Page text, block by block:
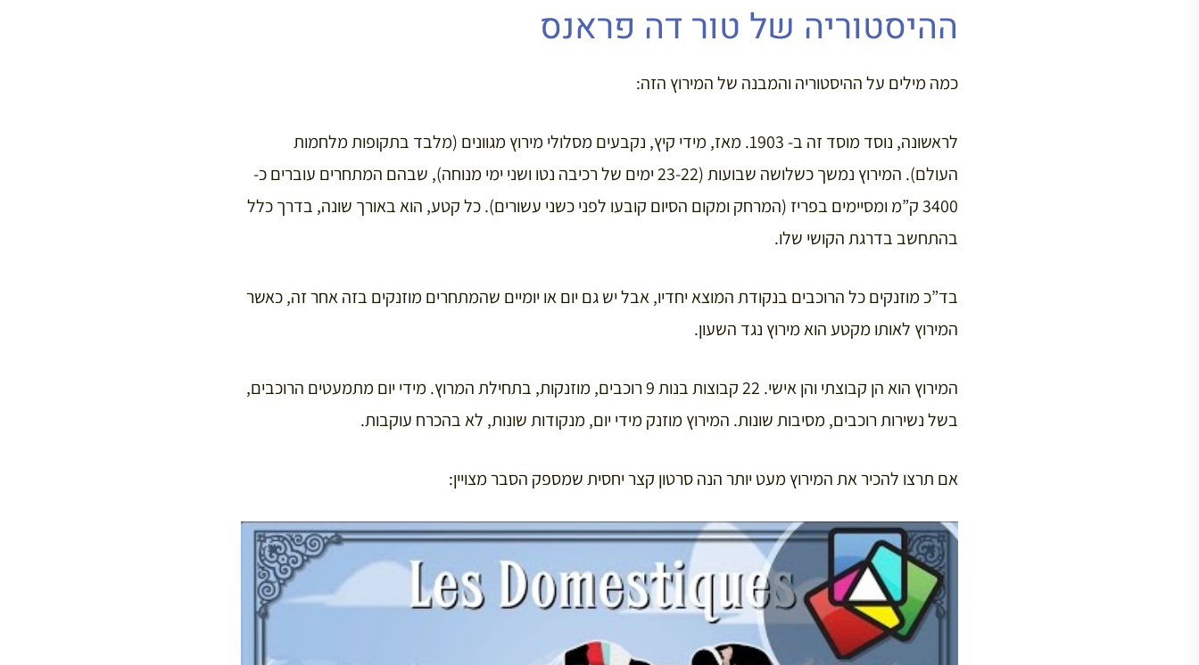
ההיסטוריה של טור דה פראנס
כמה מילים על ההיסטוריה והמבנה של המירוץ הזה:
לראשונה, נוסד מוסד זה ב- 1903. מאז, מידי קיץ, נקבעים מסלולי מירוץ מגוונים (מלבד בתקופות מלחמות
העולם). המירוץ נמשך כשלושה שבועות (23-22 ימים של רכיבה נטו ושני ימי מנוחה), שבהם המתחרים עוברים כ-
3400 ק”מ ומסיימים בפריז (המרחק ומקום הסיום קובעו לפני כשני עשורים). כל קטע, הוא באורך שונה, בדרך כלל
בהתחשב בדרגת הקושי שלו.
בד”כ מוזנקים כל הרוכבים בנקודת המוצא יחדיו, אבל יש גם יום או יומיים שהמתחרים מוזנקים בזה אחר זה, כאשר
המירוץ לאותו מקטע הוא מירוץ נגד השעון.
המירוץ הוא הן קבוצתי והן אישי. 22 קבוצות בנות 9 רוכבים, מוזנקות, בתחילת המרוץ. מידי יום מתמעטים הרוכבים,
בשל נשירות רוכבים, מסיבות שונות. המירוץ מוזנק מידי יום, מנקודות שונות, לא בהכרח עוקבות.
אם תרצו להכיר את המירוץ מעט יותר הנה סרטון קצר יחסית שמספק הסבר מצויין: